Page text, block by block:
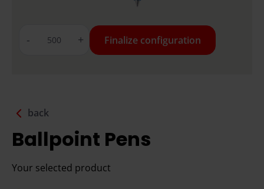
- + Finalize configuration
back
Ballpoint Pens
Your selected product